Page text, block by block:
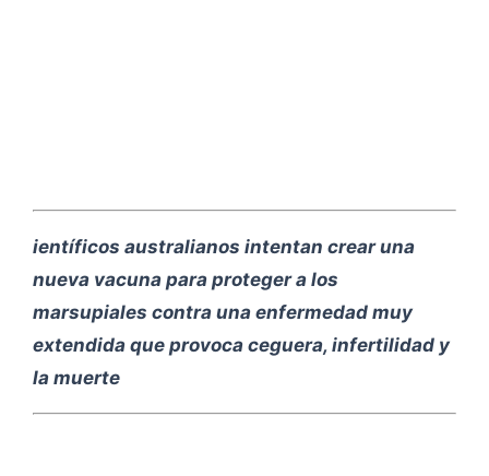
ientíficos australianos intentan crear una
nueva vacuna para proteger a los
marsupiales contra una enfermedad muy
extendida que provoca ceguera, infertilidad y
la muerte